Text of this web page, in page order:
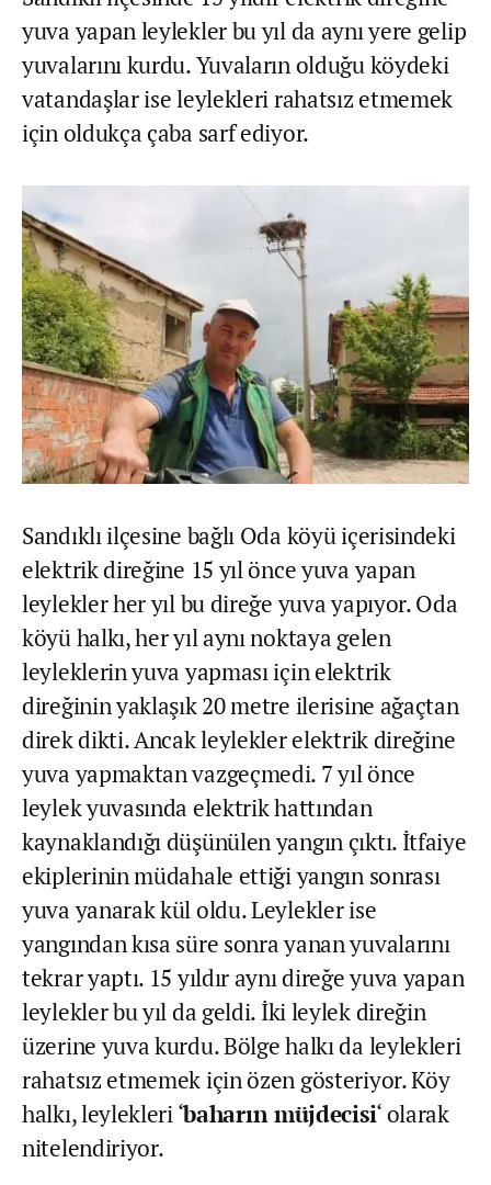
yuva yapan leylekler bu yıl da aynı yere gelip
yuvalarını kurdu. Yuvaların olduğu köydeki
vatandaşlar ise leylekleri rahatsız etmemek
için oldukça çaba sarf ediyor.
Sandıklı ilçesine bağlı Oda köyü içerisindeki
elektrik direğine 15 yıl önce yuva yapan
leylekler her yıl bu direğe yuva yapıyor. Oda
köyü halkı, her yıl aynı noktaya gelen
leyleklerin yuva yapması için elektrik
direğinin yaklaşık 20 metre ilerisine ağaçtan
direk dikti. Ancak leylekler elektrik direğine
yuva yapmaktan vazgeçmedi. 7 yıl önce
leylek yuvasında elektrik hattından
kaynaklandığı düşünülen yangın çıktı. İtfaiye
ekiplerinin müdahale ettiği yangın sonrası
yuva yanarak kül oldu. Leylekler ise
yangından kısa süre sonra yanan yuvalarını
tekrar yaptı. 15 yıldır aynı direğe yuva yapan
leylekler bu yıl da geldi. İki leylek direğin
üzerine yuva kurdu. Bölge halkı da leylekleri
rahatsız etmemek için özen gösteriyor. Köy
halkı, leylekleri ‘baharın müjdecisi‘ olarak
nitelendiriyor.